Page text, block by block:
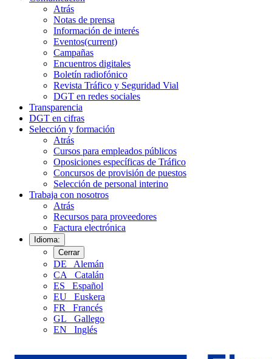
Atrás
Notas de prensa
Información de interés
Eventos(current)
Campañas
Encuentros digitales
Boletín radiofónico
Revista Tráfico y Seguridad Vial
DGT en redes sociales
Transparencia
DGT en cifras
Selección y formación
Atrás
Cursos para empleados públicos
Oposiciones específicas de Tráfico
Concursos de provisión de puestos
Selección de personal interino
Trabaja con nosotros
Atrás
Recursos para proveedores
Factura electrónica
Idioma:
Cerrar
DE
Alemán
CA
Catalán
ES
Español
EU
Euskera
FR
Francés
GL
Gallego
EN
Inglés